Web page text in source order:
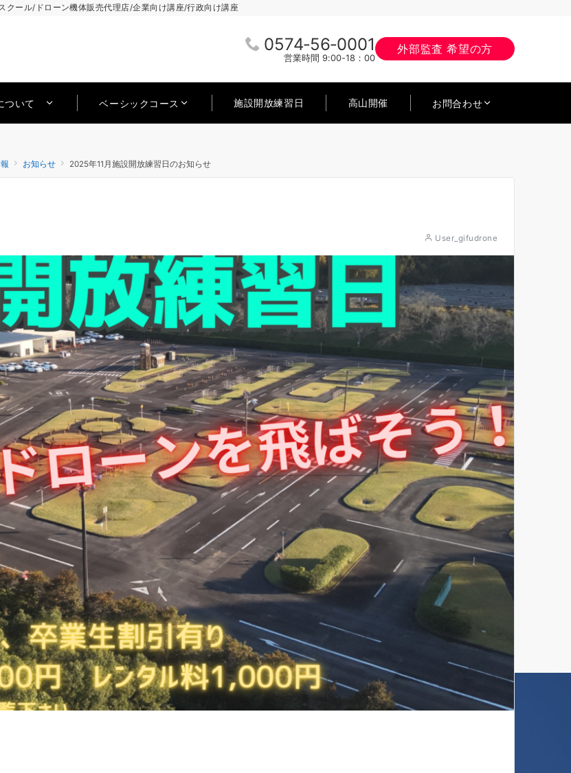
クール/ドローン機体販売代理店/企業向け講座/行政向け講座
0574‐56‐0001
営業時間 9:00-18：00
外部監査 希望の方
ついて ベーシックコース 施設開放練習日 高山開催 お問合わせ
お知らせ 2025年11月施設開放練習日のお知らせ
User_gifudrone